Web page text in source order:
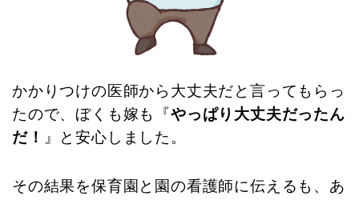
かかりつけの医師から大丈夫だと言ってもらっ
たので、ぼくも嫁も『やっぱり大丈夫だったん
だ！
』と安心しました。
その結果を保育園と園の看護師に伝えるも、あ